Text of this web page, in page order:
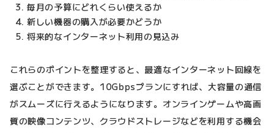
毎月の予算にどれくらい使えるか
新しい機器の購入が必要かどうか
将来的なインターネット利用の見込み
これらのポイントを整理すると、最適なインターネット回線を
選ぶことができます。10Gbpsプランにすれば、大容量の通信
がスムーズに行えるようになります。オンラインゲームや高画
質の映像コンテンツ、クラウドストレージなどを利用する機会